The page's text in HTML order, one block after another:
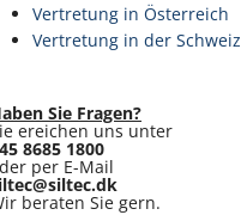
Vertretung in Österreich
Vertretung in der Schweiz
Sie Fragen?
ereichen uns unter
8685 1800
per E-Mail
beraten Sie gern.